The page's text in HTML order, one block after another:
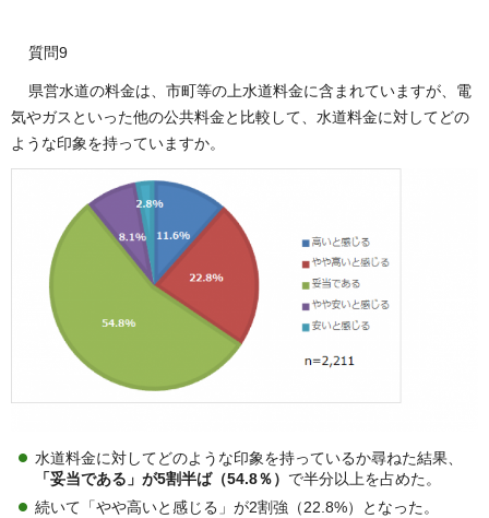
質問9
県営水道の料金は、市町等の上水道料金に含まれていますが、電
気やガスといった他の公共料金と比較して、水道料金に対してどの
ような印象を持っていますか。
水道料金に対してどのような印象を持っているか尋ねた結果、
「妥当である」が5割半ば（54.8％） で半分以上を占めた。
続いて「やや高いと感じる」が2割強（22.8%）となった。